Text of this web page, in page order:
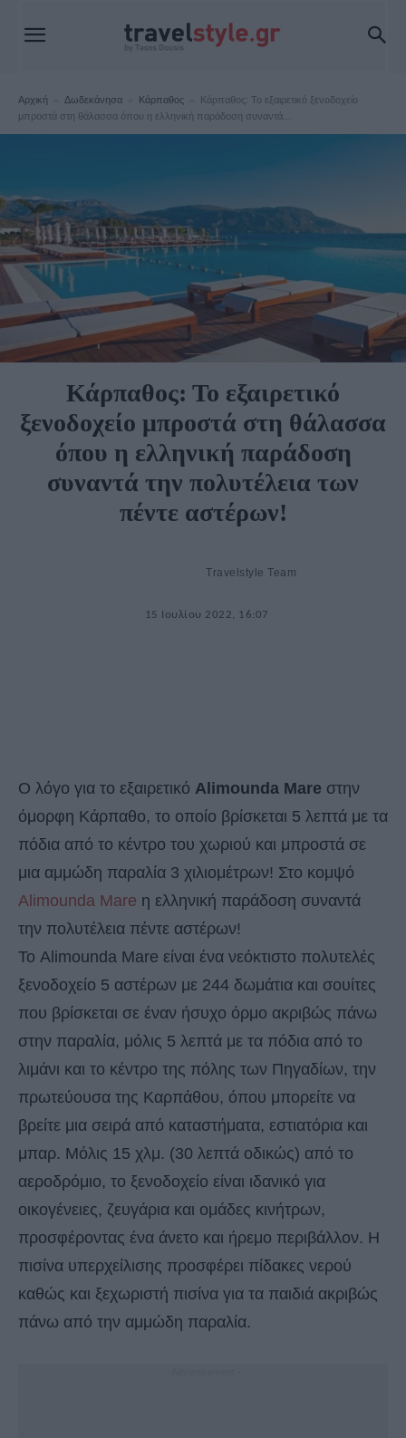
Αρχική Δωδεκάνησα Κάρπαθος
Κάρπαθος: Το εξαιρετικό ξενοδοχείο
μπροστά στη θάλασσα όπου η ελληνική παράδοση συναντά...
Κάρπαθος
Κάρπαθος: Το εξαιρετικό
ξενοδοχείο μπροστά στη θάλασσα
όπου η ελληνική παράδοση
συναντά την πολυτέλεια των
πέντε αστέρων!
Travelstyle Team
15 Ιουλίου 2022, 16:07
Ο λόγο για το εξαιρετικό Alimounda Mare στην
όμορφη Κάρπαθο, το οποίο βρίσκεται 5 λεπτά με τα
πόδια από το κέντρο του χωριού και μπροστά σε
μια αμμώδη παραλία 3 χιλιομέτρων! Στο κομψό
Alimounda Mare η ελληνική παράδοση συναντά
την πολυτέλεια πέντε αστέρων!
Το Alimounda Mare είναι ένα νεόκτιστο πολυτελές
ξενοδοχείο 5 αστέρων με 244 δωμάτια και σουίτες
που βρίσκεται σε έναν ήσυχο όρμο ακριβώς πάνω
στην παραλία, μόλις 5 λεπτά με τα πόδια από το
λιμάνι και το κέντρο της πόλης των Πηγαδίων, την
πρωτεύουσα της Καρπάθου, όπου μπορείτε να
βρείτε μια σειρά από καταστήματα, εστιατόρια και
μπαρ. Μόλις 15 χλμ. (30 λεπτά οδικώς) από το
αεροδρόμιο, το ξενοδοχείο είναι ιδανικό για
οικογένειες, ζευγάρια και ομάδες κινήτρων,
προσφέροντας ένα άνετο και ήρεμο περιβάλλον. Η
πισίνα υπερχείλισης προσφέρει πίδακες νερού
καθώς και ξεχωριστή πισίνα για τα παιδιά ακριβώς
πάνω από την αμμώδη παραλία.